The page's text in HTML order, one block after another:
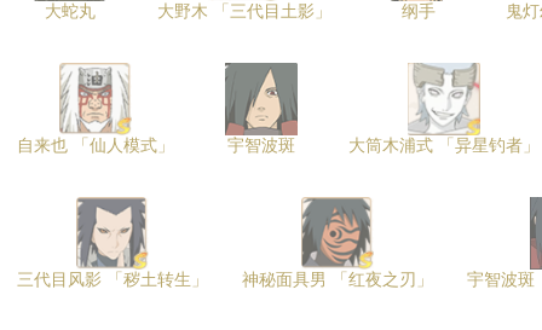
大蛇丸 大野木 「三代目土影」 纲手 鬼
自来也 「仙人模式」 宇智波斑 大筒木浦式 「异星钓者」
三代目风影 「秽土转生」 神秘面具男 「红夜之刃」 宇智波斑